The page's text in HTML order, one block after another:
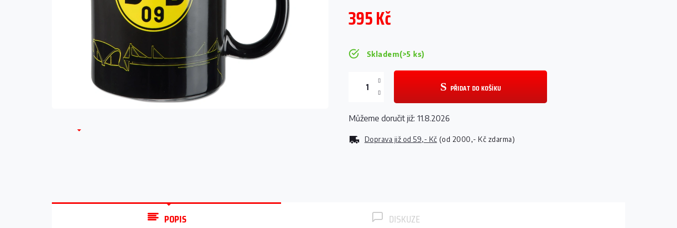
395 Kč
Skladem(>5 ks)
Doprava již od 59,- Kč (od 2000,- Kč zdarma)
PŘIDAT DO KOŠÍKU
Můžeme doručit již: 11.8.2026
POPIS DISKUZE